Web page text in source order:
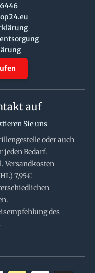
auf
Sie uns
oder auch
Bedarf.
Versandkosten -
7,95€
des